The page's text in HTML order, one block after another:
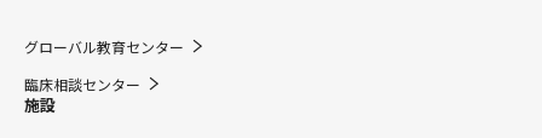
グローバル教育センター
臨床相談センター
施設